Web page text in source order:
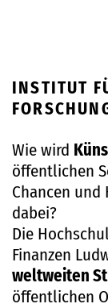
INSTITUT
Wie wird
öffentlichen
Chancen und
dabei?
Die
Finanzen
weltweiten
öffentlichen